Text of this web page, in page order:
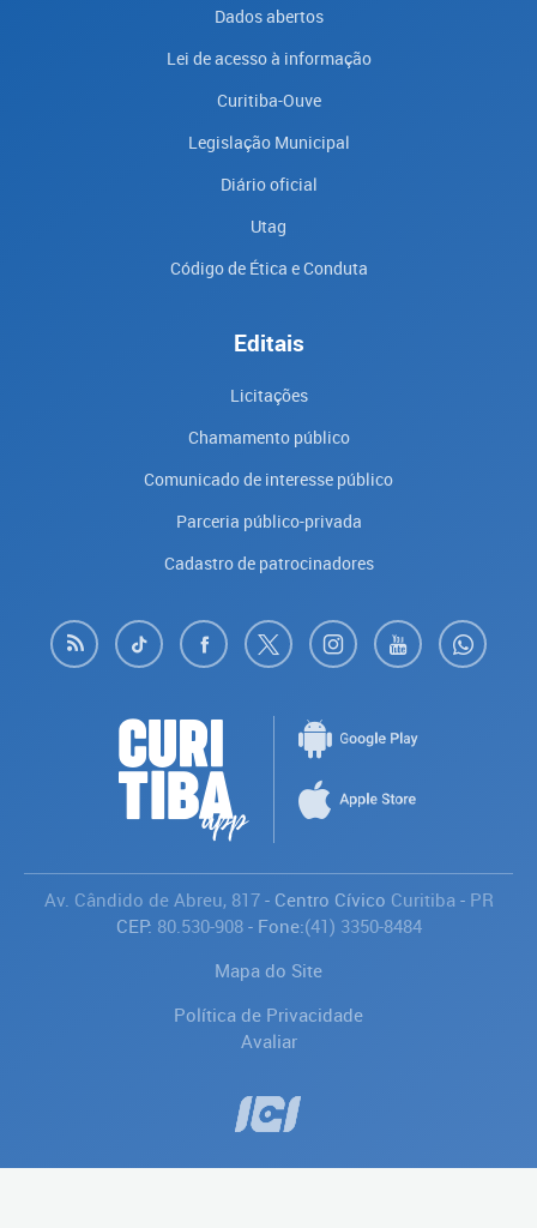
Dados abertos
Lei de acesso à informação
Curitiba-Ouve
Legislação Municipal
Diário oficial
Utag
Código de Ética e Conduta
Editais
Licitações
Chamamento público
Comunicado de interesse público
Parceria público-privada
Cadastro de patrocinadores
Av. Cândido de Abreu, 817- Centro Cívico Curitiba- PR
CEP: 80.530-908- Fone:(41) 3350-8484
Mapa do Site
Política de Privacidade
Avaliar